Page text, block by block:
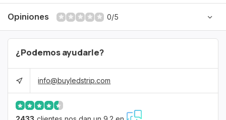
Opiniones 0/5
¿Podemos ayudarle?
info@buyledstrip.com